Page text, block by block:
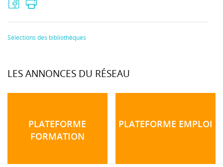
Sélections des bibliothèques
LES ANNONCES DU RÉSEAU
PLATEFORME
FORMATION
PLATEFORME EMPLOI